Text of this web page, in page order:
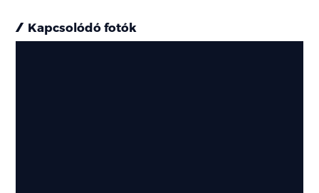
Kapcsolódó fotók